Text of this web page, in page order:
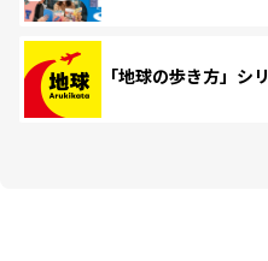
「地球の歩き方」シ